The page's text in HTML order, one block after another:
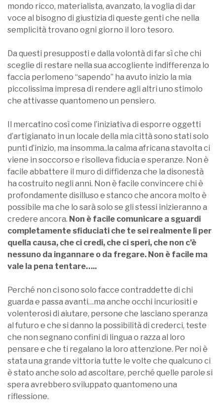
mondo ricco, materialista, avanzato, la voglia di dar
voce al bisogno di giustizia di queste genti che nella
semplicità trovano ogni giorno il loro tesoro.
Da questi presupposti e dalla volontà di far sì che chi
sceglie di restare nella sua accogliente indifferenza lo
faccia perlomeno “sapendo” ha avuto inizio la mia
piccolissima impresa di rendere agli altri uno stimolo
che attivasse quantomeno un pensiero.
Il mercatino così come l’iniziativa di esporre oggetti
d’artigianato in un locale della mia città sono stati solo
punti d’inizio, ma insomma..la calma africana stavolta ci
viene in soccorso e risolleva fiducia e speranze. Non è
facile abbattere il muro di diffidenza che la disonestà
ha costruito negli anni. Non è facile convincere chi è
profondamente disilluso e stanco che ancora molto è
possibile ma che lo sarà solo se gli stessi inizieranno a
credere ancora. Non è facile comunicare a sguardi
completamente sfiduciati che te sei realmente lì per
quella causa, che ci credi, che ci speri, che non c’è
nessuno da ingannare o da fregare. Non è facile ma
vale la pena tentare…..
Perché non ci sono solo facce contraddette di chi
guarda e passa avanti…ma anche occhi incuriositi e
volenterosi di aiutare, persone che lasciano speranza
al futuro e che si danno la possibilità di crederci, teste
che non segnano confini di lingua o razza al loro
pensare e che ti regalano la loro attenzione. Per noi è
stata una grande vittoria tutte le volte che qualcuno ci
è stato anche solo ad ascoltare, perché quelle parole si
spera avrebbero sviluppato quantomeno una
riflessione.